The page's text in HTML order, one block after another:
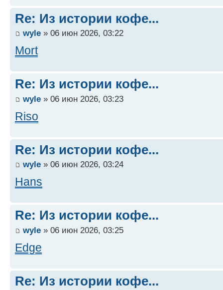
Re: Из истории кофе...
wyle » 06 июн 2026, 03:22
Mort
Re: Из истории кофе...
wyle » 06 июн 2026, 03:23
Riso
Re: Из истории кофе...
wyle » 06 июн 2026, 03:24
Hans
Re: Из истории кофе...
wyle » 06 июн 2026, 03:25
Edge
Re: Из истории кофе...